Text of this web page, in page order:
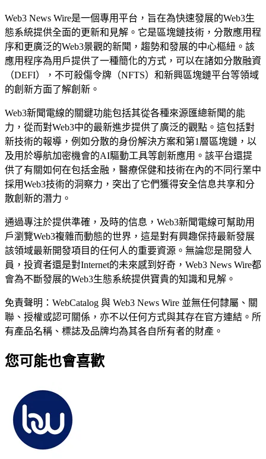
Web3 News Wire是一個專用平台，旨在為快速發展的Web3生
態系統提供全面的更新和見解。它是區塊鏈技術，分散應用程
序和更廣泛的Web3景觀的新聞，趨勢和發展的中心樞紐。該
應用程序為用戶提供了一種簡化的方式，可以在諸如分散融資
（DEFI），不可殺傷令牌（NFTS）和新興區塊鏈平台等領域
的創新方面了解創新。
Web3新聞電線的關鍵功能包括其從各種來源匯總新聞的能
力，從而對Web3中的最新進步提供了廣泛的觀點。這包括對
新技術的報導，例如分散的身份解決方案和第1層區塊鏈，以
及用於導航加密機會的AI驅動工具等創新應用。該平台還提
供了有關如何在包括金融，醫療保健和技術在內的不同行業中
採用Web3技術的洞察力，突出了它們獲得安全信息共享和分
散創新的潛力。
通過專注於提供準確，及時的信息，Web3新聞電線可幫助用
戶瀏覽Web3複雜而動態的世界，這是對有興趣保持最新發展
該領域最新開發項目的任何人的重要資源。無論您是開發人
員，投資者還是對Internet的未來感到好奇，Web3 News Wire都
會為不斷發展的Web3生態系統提供寶貴的知識和見解。
免責聲明：WebCatalog 與 Web3 News Wire 並無任何隸屬、關
聯、授權或認可關係，亦不以任何方式與其存在官方連結。所
有產品名稱、標誌及品牌均為其各自所有者的財產。
您可能也會喜歡